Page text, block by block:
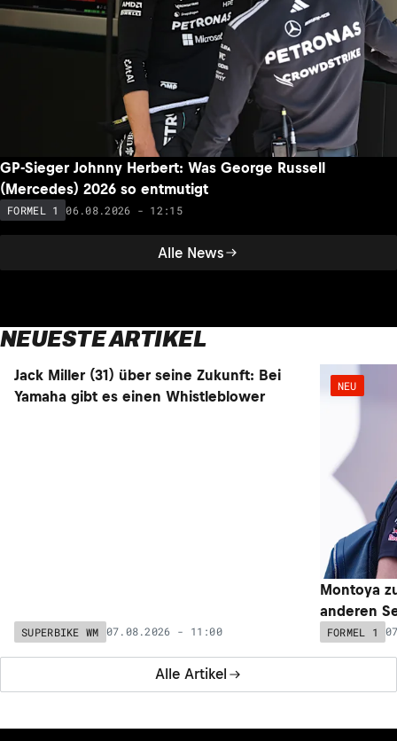
Alle News
GP-Sieger Johnny Herbert: Was George Russell
(Mercedes) 2026 so entmutigt
FORMEL 1 06.08.2026 - 12:15
NEUESTE ARTIKEL
Alle Artikel
Jack Miller (31) über seine Zukunft: Bei
Yamaha gibt es einen Whistleblower
SUPERBIKE WM 07.08.2026 - 11:00
NEU
Montoya
anderen
FORMEL 1